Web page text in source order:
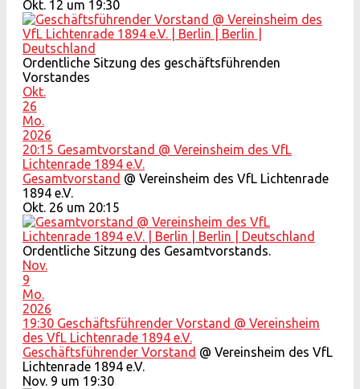
Okt. 12 um 19:30
Ordentliche Sitzung des geschäftsführenden
Vorstandes
Okt.
26
Mo.
2026
20:15 Gesamtvorstand @ Vereinsheim des VfL
Lichtenrade 1894 e.V.
Gesamtvorstand @ Vereinsheim des VfL Lichtenrade
1894 e.V.
Okt. 26 um 20:15
Ordentliche Sitzung des Gesamtvorstands.
Nov.
9
Mo.
2026
19:30 Geschäftsführender Vorstand @ Vereinsheim
des VfL Lichtenrade 1894 e.V.
Geschäftsführender Vorstand @ Vereinsheim des VfL
Lichtenrade 1894 e.V.
Nov. 9 um 19:30